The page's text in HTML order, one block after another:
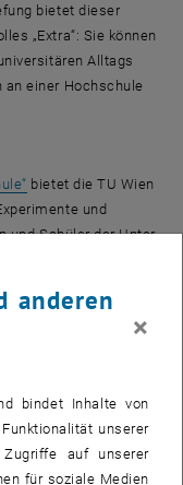
bietet dieser
„Extra“: Sie können
Alltags
an einer Hochschule
bietet die TU Wien
Experimente und
und Schüler der Unter-
im Vordergrund. „Seit
Schülern im Rahmen
Seiten der Mathematik.
die jungen
bei uns
wir ihnen zeigen
anderen
×
bindet Inhalte von
unserer
auf unserer
für soziale Medien